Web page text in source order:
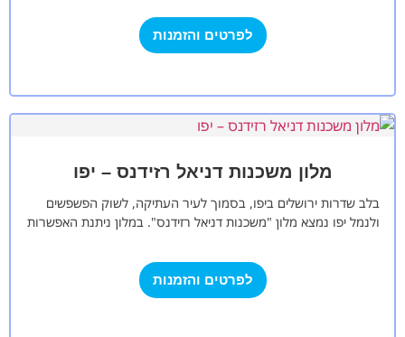
לפרטים והזמנות
מלון משכנות דניאל רזידנס – יפו
בלב שדרות ירושלים ביפו, בסמוך לעיר העתיקה, לשוק הפשפשים
ולנמל יפו נמצא מלון "משכנות דניאל רזידנס". במלון ניתנת האפשרות
לפרטים והזמנות